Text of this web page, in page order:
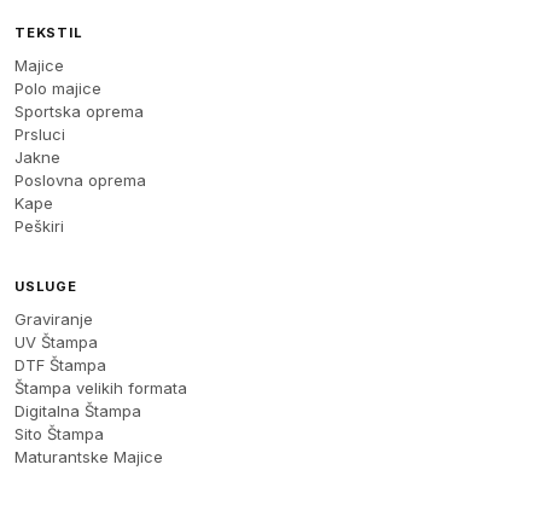
TEKSTIL
Majice
Polo majice
Sportska oprema
Prsluci
Jakne
Poslovna oprema
Kape
Peškiri
USLUGE
Graviranje
UV Štampa
DTF Štampa
Štampa velikih formata
Digitalna Štampa
Sito Štampa
Maturantske Majice